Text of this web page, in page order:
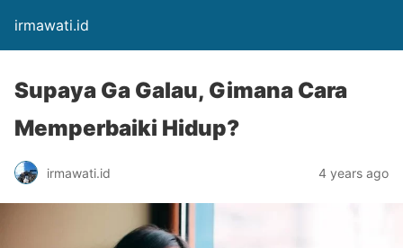
irmawati.id
Supaya Ga Galau, Gimana Cara
Memperbaiki Hidup?
irmawati.id 4 years ago